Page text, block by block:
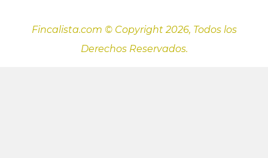
Fincalista.com © Copyright 2026, Todos los
Derechos Reservados.